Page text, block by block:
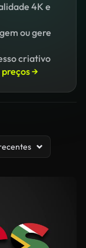
4K e
ou gere
criativo
preços →